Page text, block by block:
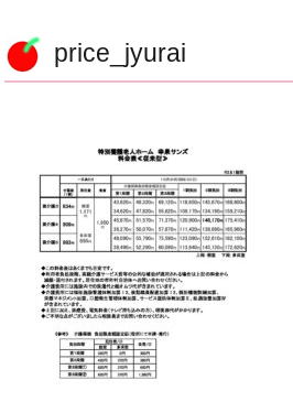
price_jyurai